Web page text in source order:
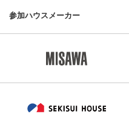
参加ハウスメーカー